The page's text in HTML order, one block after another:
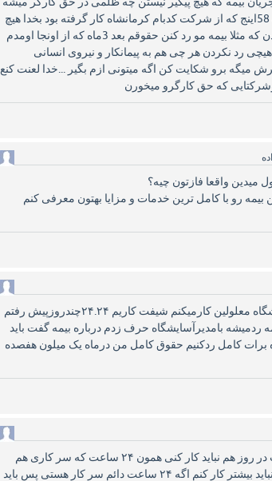
من3_4ماه کار کردم برا یه پیمانکار خط لوله 58اینج که از شرکت کدبام کرمانشاه کار گرفته بود بخدا هیچ
بیمه برام رد نکردن مدارک هم ازم گرفته بودن که مثلا بیمه مو رد کنن حقوقم بعد 3ماه که از اونجا اومدم
رد نکردن هر چی هم به پیمانکار و نیروی انسانی
میگه برو شکایت کن اگه میتونی ازم بگیر ...خدا لعنت کنع
که حق کارگرو میخورن
میدین واقعا فازتون چیه؟
سلام کارمن مراقبت ازمریضه یعنی توآسایشگاه معلولین کارمیکنم شیفت کاریم ۲۴.۲۴چندروزپیش رفتم
دیدم درماه ۱۵روزبرام بیمه ردمیشه بامدیرآسایشگاه حرف زدم درباره بیمه گفت باید
برات کامل ردکنیم حقوق کامل من درماه یک میلون هفصده
اگه ۲۴ به ۲۴ کار میکنی طبق قانون ۸ ساعت در روز هم نباید کار کنی همون ۲۴ ساعت که سر کاری هم
بهش بگو من طبق قانون اداره کار ۸ ساعت نباید بیشتر کار کنم اگه ۲۴ ساعت دائم سر کار هستی پس باید